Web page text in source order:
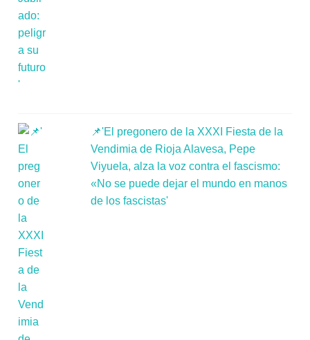
📌'El pregonero de la XXXI Fiesta de la
Vendimia de Rioja Alavesa, Pepe
Viyuela, alza la voz contra el fascismo:
«No se puede dejar el mundo en manos
de los fascistas'